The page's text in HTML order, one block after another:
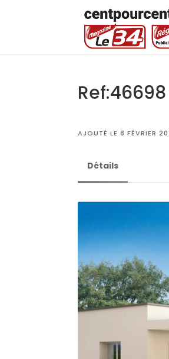
Ref:46698
AJOUTÉ LE 8 FÉVRIER
Détails